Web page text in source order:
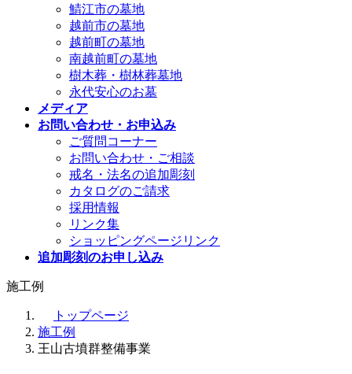
鯖江市の墓地
越前市の墓地
越前町の墓地
南越前町の墓地
樹木葬・樹林葬墓地
永代安心のお墓
メディア
お問い合わせ・お申込み
ご質問コーナー
お問い合わせ・ご相談
戒名・法名の追加彫刻
カタログのご請求
採用情報
リンク集
ショッピングページリンク
追加彫刻のお申し込み
施工例
トップページ
施工例
王山古墳群整備事業